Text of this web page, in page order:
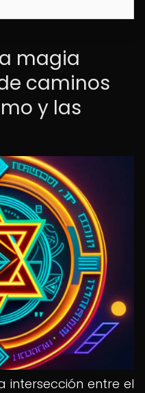
magia
caminos
y las
intersección entre el